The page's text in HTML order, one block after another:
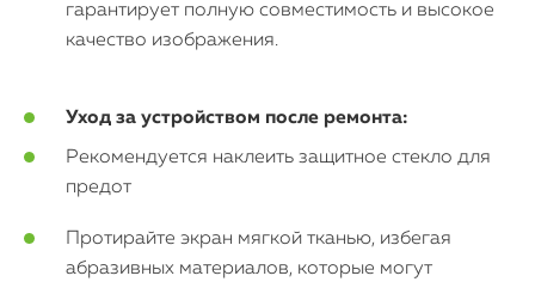
гарантирует полную совместимость и высокое
качество изображения.
Уход за устройством после ремонта:
Рекомендуется наклеить защитное стекло для
предот
Протирайте экран мягкой тканью, избегая
абразивных материалов, которые могут